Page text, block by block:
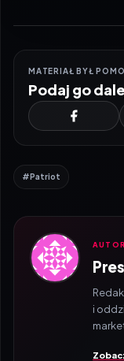
MATERIAŁ BYŁ
Podaj go
#Patriot
i